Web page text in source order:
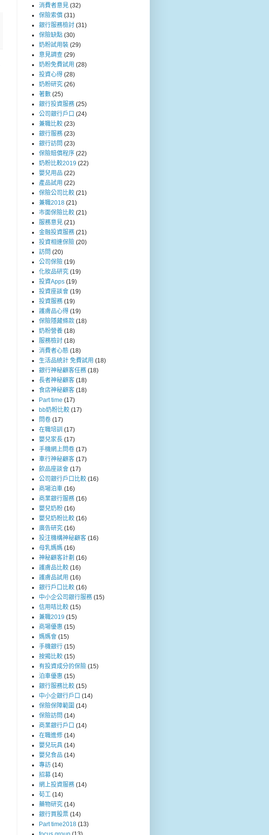
消費者意見 (32)
保險索償 (31)
銀行服務檢討 (31)
保險缺點 (30)
奶粉試用裝 (29)
意見調查 (29)
奶粉免費試用 (28)
投資心得 (28)
奶粉研究 (26)
著數 (25)
銀行投資服務 (25)
公司銀行戶口 (24)
兼職比較 (23)
銀行服務 (23)
銀行訪問 (23)
保險賠償程序 (22)
奶粉比較2019 (22)
嬰兒用品 (22)
產品試用 (22)
保險公司比較 (21)
兼職2018 (21)
市面保險比較 (21)
服務意見 (21)
金融投資服務 (21)
投資相連保險 (20)
訪問 (20)
公司保險 (19)
化妝品研究 (19)
投資Apps (19)
投資座談會 (19)
投資服務 (19)
護膚品心得 (19)
保險隱藏條款 (18)
奶粉營養 (18)
服務檢討 (18)
消費者心態 (18)
生活品統計 免費試用 (18)
銀行神秘顧客任務 (18)
長者神秘顧客 (18)
食店神秘顧客 (18)
Part time (17)
bb奶粉比較 (17)
問卷 (17)
在職培訓 (17)
嬰兒家長 (17)
手機網上問卷 (17)
車行神秘顧客 (17)
飲品座談會 (17)
公司銀行戶口比較 (16)
商場泊車 (16)
商業銀行服務 (16)
嬰兒奶粉 (16)
嬰兒奶粉比較 (16)
廣告研究 (16)
投注機構神秘顧客 (16)
母乳媽媽 (16)
神秘顧客計劃 (16)
護膚品比較 (16)
護膚品試用 (16)
銀行戶口比較 (16)
中小企公司銀行服務 (15)
信用咭比較 (15)
兼職2019 (15)
商場優惠 (15)
媽媽會 (15)
手機銀行 (15)
按揭比較 (15)
有投資成分的保險 (15)
泊車優惠 (15)
銀行服務比較 (15)
中小企銀行戶口 (14)
保險保障範圍 (14)
保險訪問 (14)
商業銀行戶口 (14)
在職進修 (14)
嬰兒玩具 (14)
嬰兒食品 (14)
專訪 (14)
招募 (14)
網上投資服務 (14)
荀工 (14)
藥物研究 (14)
銀行買股票 (14)
Part time2018 (13)